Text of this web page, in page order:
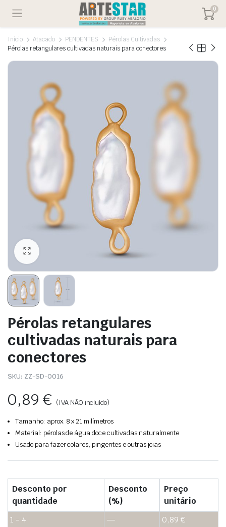
0
Início Atacado PENDENTES
Pérolas Cultivadas
Pérolas retangulares cultivadas naturais para conectores
Pérolas retangulares
cultivadas naturais para
conectores
SKU: ZZ-SD-0016
0,89€ (IVA NÃO incluído)
Tamanho: aprox. 8 x 21 milímetros
Material: pérolas de água doce cultivadas naturalmente
Usado para fazer colares, pingentes e outras joias
Desconto por
quantidade
Desconto
(%)
Preço
unitário
1 - 4
— 0,89 €